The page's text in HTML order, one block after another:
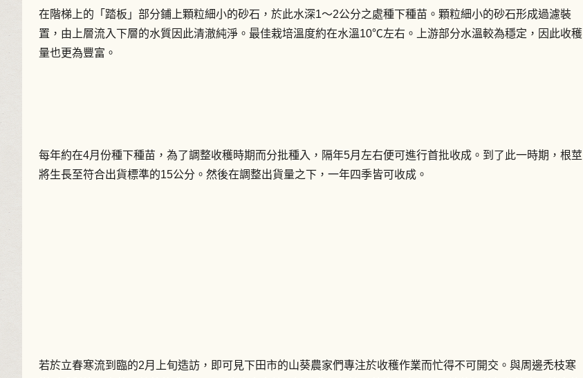
在階梯上的「踏板」部分鋪上顆粒細小的砂石，於此水深1〜2公分之處種下種苗。顆粒細小的砂石形成過濾裝
置，由上層流入下層的水質因此清澈純淨。最佳栽培溫度約在水溫10℃左右。上游部分水溫較為穩定，因此收穫
量也更為豐富。
每年約在4月份種下種苗，為了調整收穫時期而分批種入，隔年5月左右便可進行首批收成。到了此一時期，根莖
將生長至符合出貨標準的15公分。然後在調整出貨量之下，一年四季皆可收成。
若於立春寒流到臨的2月上旬造訪，即可見下田市的山葵農家們專注於收穫作業而忙得不可開交。與周邊禿枝寒